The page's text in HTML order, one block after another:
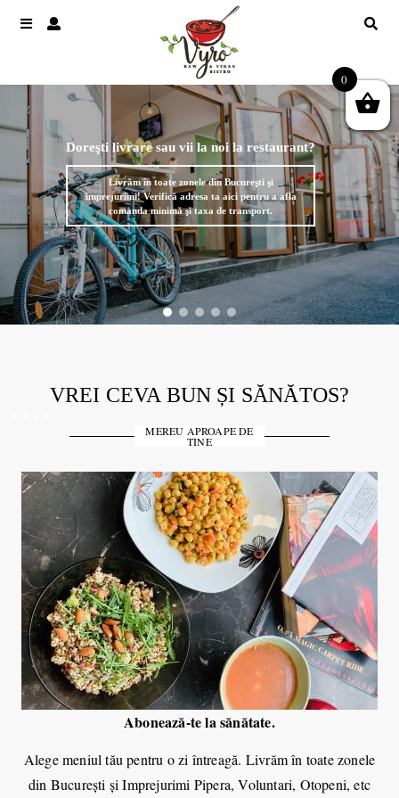
Doreşti livrare sau vii la noi la restaurant?
Livrăm în toate zonele din Bucureşti şi
împrejurimi! Verifică adresa ta aici pentru a afla
comanda minimă şi taxa de transport.
VREI CEVA BUN ȘI SĂNĂTOS?
MEREU APROAPE DE
TINE
Abonează-te la sănătate.
Alege meniul tău pentru o zi întreagă. Livrăm în toate zonele
din Bucureşti şi Imprejurimi Pipera, Voluntari, Otopeni, etc
0